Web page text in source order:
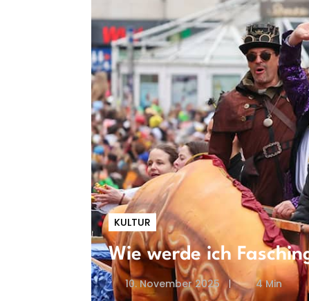
KULTUR
Wie werde ich
10. November 2025 4 Min